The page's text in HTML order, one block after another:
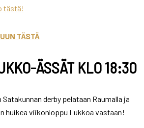
tästä!
TÄSTÄ
ÄSSÄT KLO 18:30
derby pelataan Raumalla ja
huikea viikonloppu Lukkoa vastaan!